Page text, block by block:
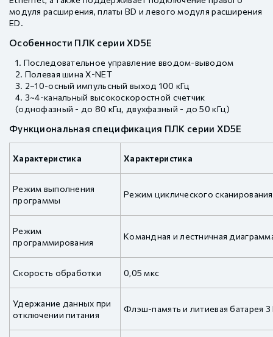
модуля расширения, платы BD и левого модуля расширения
ED.
Особенности ПЛК серии XD5E
Последовательное управление вводом-выводом
Полевая шина X-NET
2~10-осный импульсный выход 100 кГц
3~4-канальный высокоскоростной счетчик
(однофазный - до 80 кГц, двухфазный - до 50 кГц)
Функциональная спецификация ПЛК серии XD5E
Характеристика Характеристика
Режим выполнения
программы
Режим циклического сканирования
Режим
программирования
Командная и лестничная
Скорость обработки 0,05 мкс
Удержание данных при
отключении питания
Флэш-память и литиевая батарея 3